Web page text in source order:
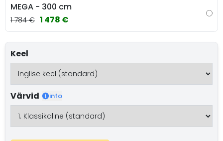
MEGA - 300 cm
1 784 € 1 478 €
Keel
Värvid info